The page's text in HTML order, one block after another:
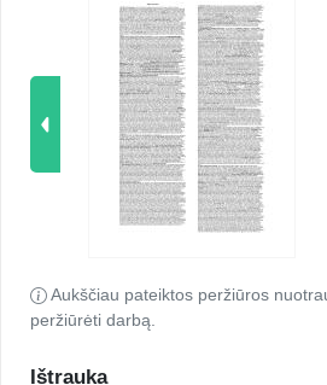
Aukščiau pateiktos peržiūros
peržiūrėti darbą.
Ištrauka